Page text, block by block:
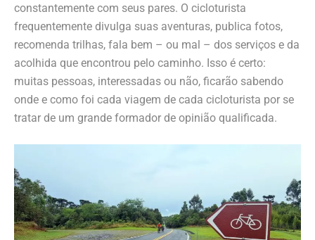
constantemente com seus pares. O cicloturista
frequentemente divulga suas aventuras, publica fotos,
recomenda trilhas, fala bem – ou mal – dos serviços e da
acolhida que encontrou pelo caminho. Isso é certo:
muitas pessoas, interessadas ou não, ficarão sabendo
onde e como foi cada viagem de cada cicloturista por se
tratar de um grande formador de opinião qualificada.